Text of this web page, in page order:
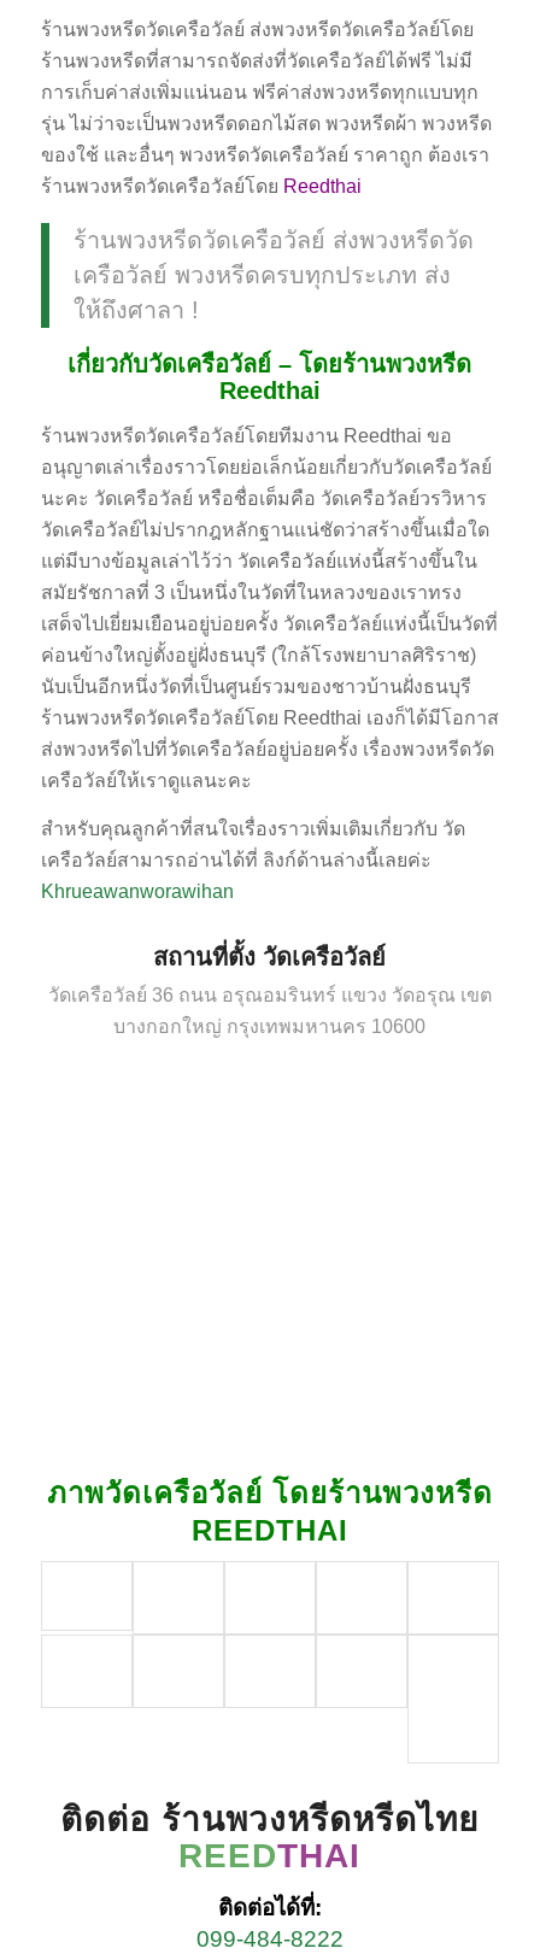
ร้านพวงหรีดวัดเครือวัลย์ ส่งพวงหรีดวัดเครือวัลย์โดย
ร้านพวงหรีดที่สามารถจัดส่งที่วัดเครือวัลย์ได้ฟรี ไม่มี
การเก็บค่าส่งเพิ่มแน่นอน ฟรีค่าส่งพวงหรีดทุกแบบทุก
รุ่น ไม่ว่าจะเป็นพวงหรีดดอกไม้สด พวงหรีดผ้า พวงหรีด
ของใช้ และอื่นๆ พวงหรีดวัดเครือวัลย์ ราคาถูก ต้องเรา
ร้านพวงหรีดวัดเครือวัลย์โดย Reedthai
ร้านพวงหรีดวัดเครือวัลย์ ส่งพวงหรีดวัด
เครือวัลย์ พวงหรีดครบทุกประเภท ส่ง
ให้ถึงศาลา !
เกี่ยวกับวัดเครือวัลย์ – โดยร้านพวงหรีด
Reedthai
ร้านพวงหรีดวัดเครือวัลย์โดยทีมงาน Reedthai ขอ
อนุญาตเล่าเรื่องราวโดยย่อเล็กน้อยเกี่ยวกับวัดเครือวัลย์
นะคะ วัดเครือวัลย์ หรือชื่อเต็มคือ วัดเครือวัลย์วรวิหาร
วัดเครือวัลย์ไม่ปรากฎหลักฐานแน่ชัดว่าสร้างขึ้นเมื่อใด
แต่มีบางข้อมูลเล่าไว้ว่า วัดเครือวัลย์แห่งนี้สร้างขึ้นใน
สมัยรัชกาลที่ 3 เป็นหนึ่งในวัดที่ในหลวงของเราทรง
เสด็จไปเยี่ยมเยือนอยู่บ่อยครั้ง วัดเครือวัลย์แห่งนี้เป็นวัดที่
ค่อนข้างใหญ่ตั้งอยู่ฝั่งธนบุรี (ใกล้โรงพยาบาลศิริราช)
นับเป็นอีกหนึ่งวัดที่เป็นศูนย์รวมของชาวบ้านฝั่งธนบุรี
ร้านพวงหรีดวัดเครือวัลย์โดย Reedthai เองก็ได้มีโอกาส
ส่งพวงหรีดไปที่วัดเครือวัลย์อยู่บ่อยครั้ง เรื่องพวงหรีดวัด
เครือวัลย์ให้เราดูแลนะคะ
สำหรับคุณลูกค้าที่สนใจเรื่องราวเพิ่มเติมเกี่ยวกับ วัด
เครือวัลย์สามารถอ่านได้ที่ ลิงก์ด้านล่างนี้เลยค่ะ
Khrueawanworawihan
สถานที่ตั้ง วัดเครือวัลย์
วัดเครือวัลย์ 36 ถนน อรุณอมรินทร์ แขวง วัดอรุณ เขต
บางกอกใหญ่ กรุงเทพมหานคร 10600
ภาพวัดเครือวัลย์ โดยร้านพวงหรีด
REEDTHAI
ติดต่อ ร้านพวงหรีดหรีดไทย
REEDTHAI
ติดต่อได้ที่:
099-484-8222